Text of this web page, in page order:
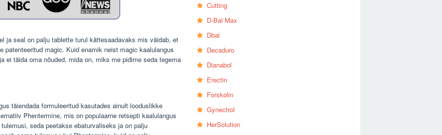
ja seal on palju tablette turul kättesaadavaks mis väidab, et
patenteeritud magic. Kuid enamik neist magic kaalulangus
ei täida oma nõuded, mida on, miks me pidime seda tegema
täiendada formuleeritud kasutades ainult looduslikke
Phentermine, mis on populaarne retsepti kaalulangus
seda peetakse ebaturvaliseks ja on palju
Cutting
D-Bal Max
Dbal
Decaduro
Dianabol
Erectin
Forskolin
Gynectrol
HerSolution